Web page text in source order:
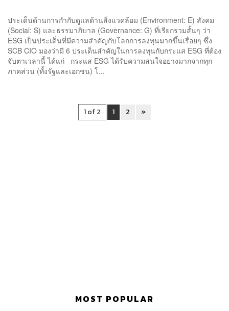
ประเด็นด้านการกำกับดูแลด้านสิ่งแวดล้อม (Environment: E) สังคม
(Social: S) และธรรมาภิบาล (Governance: G) ที่เรียกรวมสั้นๆ ว่า
ESG เป็นประเด็นที่มีความสำคัญกับโลกการลงทุนมากขึ้นเรื่อยๆ ซึ่ง
SCB CIO มองว่ามี 6 ประเด็นสำคัญในการลงทุนกับกระแส ESG ที่ต้อง
จับตาเวลานี้ ได้แก่ กระแส ESG ได้รับความสนใจอย่างมากจากทุก
ภาคส่วน (ทั้งรัฐและเอกชน) โ...
1 of 2 1 2 »
MOST POPULAR